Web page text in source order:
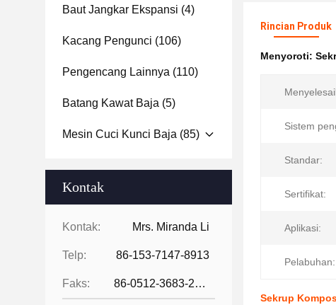
Baut Jangkar Ekspansi (4)
Kacang Pengunci (106)
Pengencang Lainnya (110)
Batang Kawat Baja (5)
Mesin Cuci Kunci Baja (85)
Kontak
Kontak: Mrs. Miranda Li
Telp: 86-153-7147-8913
Faks: 86-0512-3683-2631
Rincian Produk
Menyoroti:
Sistem
Standar:
Sertifikat:
Aplikasi:
Pelabuhan:
Sekrup